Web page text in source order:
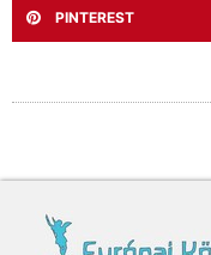
PINTEREST